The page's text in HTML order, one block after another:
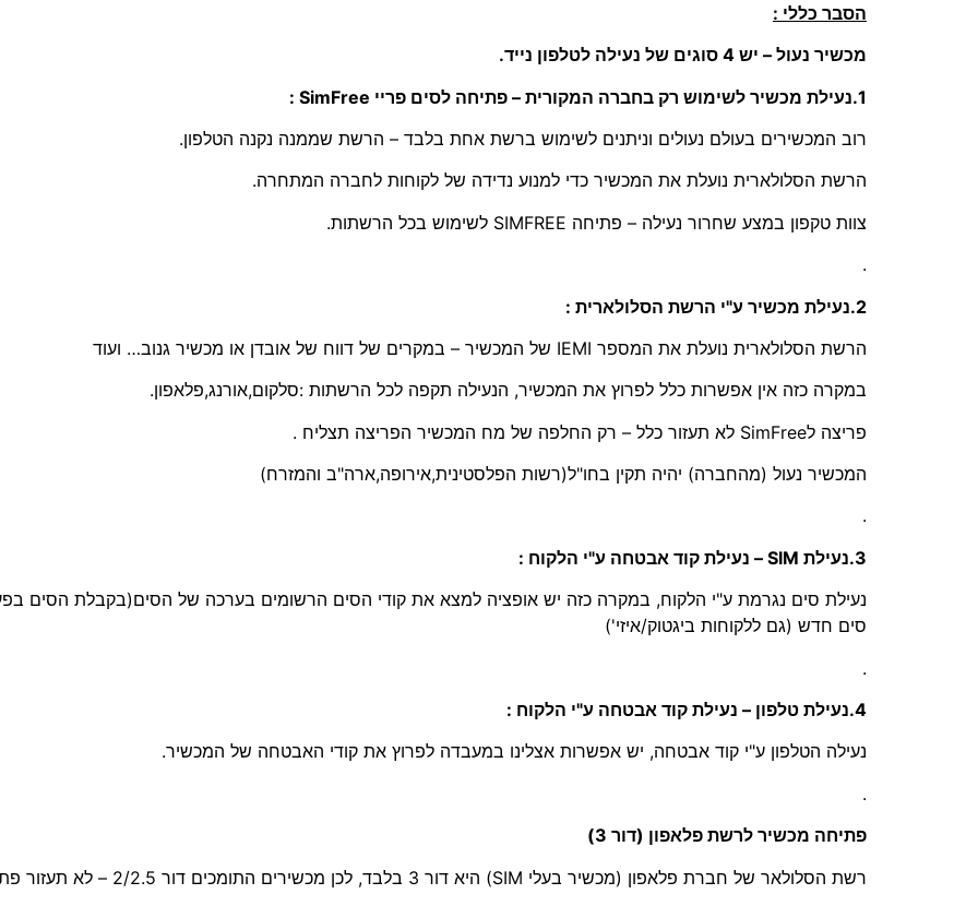
הסבר כללי :
מכשיר נעול – יש 4 סוגים של נעילה לטלפון נייד.
1.נעילת מכשיר לשימוש רק בחברה המקורית – פתיחה לסים פריי SimFree :
רוב המכשירים בעולם נעולים וניתנים לשימוש ברשת אחת בלבד – הרשת שממנה נקנה הטלפון.
הרשת הסלולארית נועלת את המכשיר כדי למנוע נדידה של לקוחות לחברה המתחרה.
צוות טקפון במצע שחרור נעילה – פתיחה SIMFREE לשימוש בכל הרשתות.
.
2.נעילת מכשיר ע"י הרשת הסלולארית :
הרשת הסלולארית נועלת את המספר IEMI של המכשיר – במקרים של דווח של אובדן או מכשיר גנוב… ועוד
במקרה כזה אין אפשרות כלל לפרוץ את המכשיר, הנעילה תקפה לכל הרשתות :סלקום,אורנג,פלאפון.
פריצה לSimFree לא תעזור כלל – רק החלפה של מח המכשיר הפריצה תצליח .
המכשיר נעול (מהחברה) יהיה תקין בחו"ל(רשות הפלסטינית,אירופה,ארה"ב והמזרח)
.
3.נעילת SIM – נעילת קוד אבטחה ע"י הלקוח :
נעילת סים נגרמת ע"י הלקוח, במקרה כזה יש אופציה למצא את קודי הסים הרשומים בערכה של הסים(בקבלת הסים
סים חדש (גם ללקוחות ביגטוק/איזי')
.
4.נעילת טלפון – נעילת קוד אבטחה ע"י הלקוח :
נעילה הטלפון ע"י קוד אבטחה, יש אפשרות אצלינו במעבדה לפרוץ את קודי האבטחה של המכשיר.
.
פתיחה מכשיר לרשת פלאפון (דור 3)
רשת הסלולאר של חברת פלאפון (מכשיר בעלי SIM) היא דור 3 בלבד, לכן מכשירים התומכים דור 2/2.5 – לא תעזור פתיחה של המכשיר !